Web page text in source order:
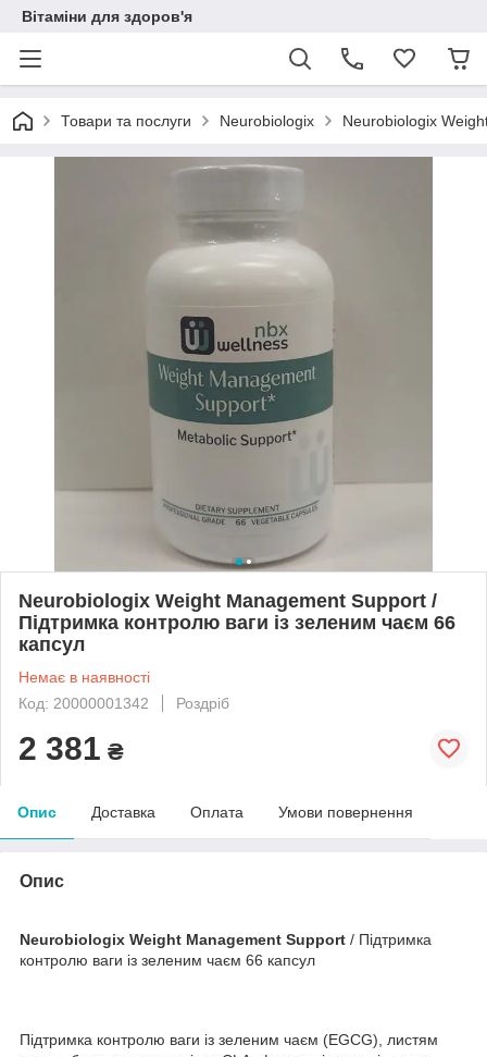
Вітаміни для здоров'я
Товари та послуги Neurobiologix Neurobiologix
Neurobiologix Weight Management Support /
Підтримка контролю ваги із зеленим чаєм 66
капсул
Немає в наявності
Код: 20000001342
Роздріб
2 381 ₴
Опис Доставка Оплата Умови повернення
Опис
Neurobiologix Weight Management Support / Підтримка
контролю ваги із зеленим чаєм 66 капсул
Підтримка контролю ваги із зеленим чаєм (EGCG), листям